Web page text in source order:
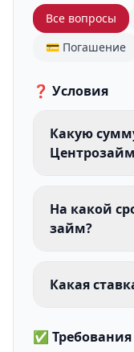
Все вопросы
💳 Погашение
❓ Условия
Какую
На какой
займ?
Какая
✅ Требования